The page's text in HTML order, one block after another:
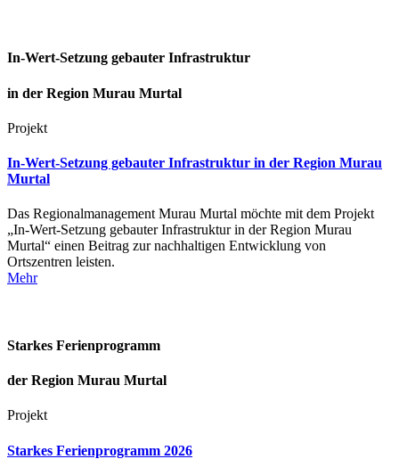
In-Wert-Setzung gebauter Infrastruktur
in der Region Murau Murtal
Projekt
In-Wert-Setzung gebauter Infrastruktur in der Region Murau
Murtal
Das Regionalmanagement Murau Murtal möchte mit dem Projekt
„In-Wert-Setzung gebauter Infrastruktur in der Region Murau
Murtal“ einen Beitrag zur nachhaltigen Entwicklung von
Ortszentren leisten.
Mehr
Starkes Ferienprogramm
der Region Murau Murtal
Projekt
Starkes Ferienprogramm 2026